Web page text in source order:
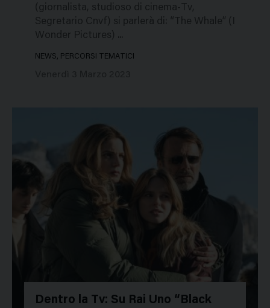
(giornalista, studioso di cinema-Tv,
Segretario Cnvf) si parlerà di: “The Whale” (I
Wonder Pictures) ...
NEWS, PERCORSI TEMATICI
Dentro la Tv: Su Rai Uno “Black